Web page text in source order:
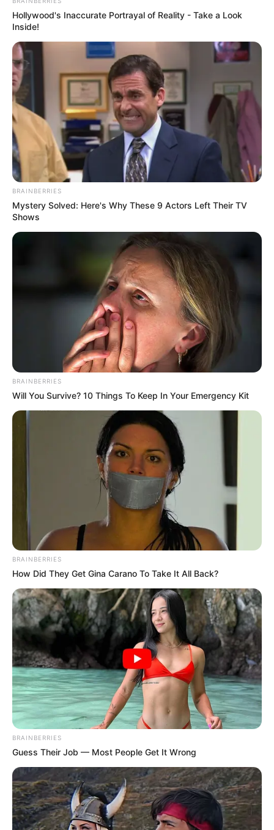
News
Hollywood's Inaccurate Portrayal of Reality - Take a Look
Inside!
BRAINBERRIES
Mystery Solved: Here's Why These 9 Actors Left Their TV
Shows
BRAINBERRIES
Will You Survive? 10 Things To Keep In Your Emergency Kit
BRAINBERRIES
How Did They Get Gina Carano To Take It All Back?
BRAINBERRIES
Guess Their Job — Most People Get It Wrong